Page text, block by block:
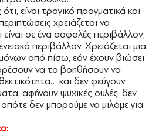
είναι τραγικό πραγματικά και
χρειάζεται να
σε ένα ασφαλές περιβάλλον,
περιβάλλον. Χρειάζεται μια
από πίσω, εάν έχουν βιώσει
να τα βοηθήσουν να
και δεν φεύγουν
αφήνουν ψυχικές ουλές, δεν
δεν μπορούμε να μιλάμε για